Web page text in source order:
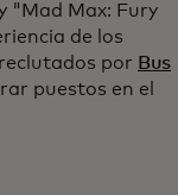
"Mad Max: Fury
de los
por Bus
puestos en el